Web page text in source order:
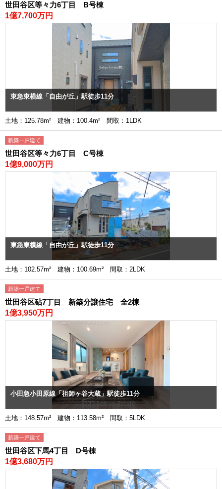
世田谷区等々力6丁目 B号棟
1億7,700万円
東急東横線「自由が丘」駅徒歩11分
土地：125.78m² 建物：100.4m² 間取：1LDK
新築一戸建て
世田谷区等々力6丁目 C号棟
1億9,000万円
東急東横線「自由が丘」駅徒歩11分
土地：102.57m² 建物：100.69m² 間取：2LDK
新築一戸建て
世田谷区砧7丁目 新築分譲住宅 全2棟
1億3,950万円
小田急小田原線「祖師ヶ谷大蔵」駅徒歩11分
土地：148.57m² 建物：113.58m² 間取：5LDK
新築一戸建て
世田谷区下馬4丁目 D号棟
1億3,680万円